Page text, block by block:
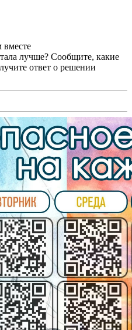
вместе
лучше? Сообщите, какие
ответ о решении